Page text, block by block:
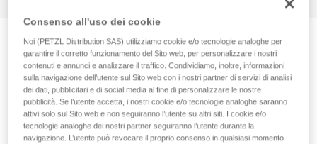
Utilizzo di ASAP e ASAP LOCK in
prossimità di un ostacolo o del suolo
Consenso all'uso dei cookie
Noi (PETZL Distribution SAS) utilizziamo cookie e/o tecnologie analoghe per
garantire il corretto funzionamento del Sito web, per personalizzare i nostri
contenuti e annunci e analizzare il traffico. Condividiamo, inoltre, informazioni
sulla navigazione dell’utente sul Sito web con i nostri partner di servizi di analisi
dei dati, pubblicitari e di social media al fine di personalizzare le nostre
pubblicità. Se l’utente accetta, i nostri cookie e/o tecnologie analoghe saranno
attivi solo sul Sito web e non seguiranno l’utente su altri siti. I cookie e/o
tecnologie analoghe dei nostri partner seguiranno l’utente durante la
navigazione. L’utente può revocare il proprio consenso in qualsiasi momento